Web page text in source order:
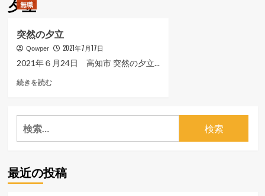
ュ
夕立
無職
突然の夕立
Qowper 2021年7月17日
2021年６月24日 高知市 突然の夕立...
続きを読む突
夕
て
さ
検
索:
最近の投稿